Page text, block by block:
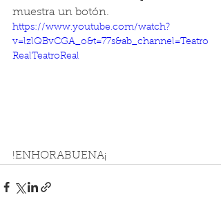
muestra un botón.
https://www.youtube.com/watch?
v=lzlQBvCGA_o&t=77s&ab_channel=Teatro
RealTeatroReal
!ENHORABUENA¡